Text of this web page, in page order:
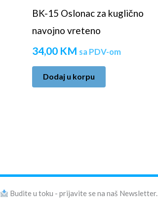
BK-15 Oslonac za kuglično
navojno vreteno
34,00 KM sa PDV-om
Dodaj u korpu
Budite u toku - prijavite se na naš Newsletter.